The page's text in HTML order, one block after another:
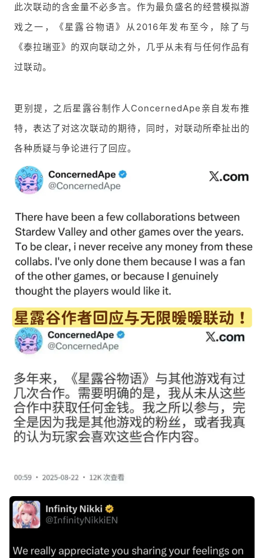
此次联动的含金量不必多言。作为最负盛名的经营模拟游
戏之一，《星露谷物语》从2016年发布至今，除了与
《泰拉瑞亚》的双向联动之外，几乎从未有与任何作品有
过联动。
更别提，之后星露谷制作人ConcernedApe亲自发布推
特，表达了对这次联动的期待，同时，对联动所牵扯出的
各种质疑与争论进行了回应。